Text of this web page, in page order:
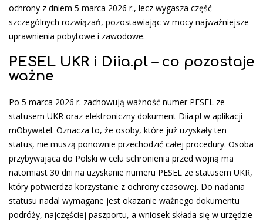
ochrony z dniem 5 marca 2026 r., lecz wygasza część
szczególnych rozwiązań, pozostawiając w mocy najważniejsze
uprawnienia pobytowe i zawodowe.
PESEL UKR i Diia.pl – co pozostaje
ważne
Po 5 marca 2026 r. zachowują ważność numer PESEL ze
statusem UKR oraz elektroniczny dokument Diia.pl w aplikacji
mObywatel. Oznacza to, że osoby, które już uzyskały ten
status, nie muszą ponownie przechodzić całej procedury. Osoba
przybywająca do Polski w celu schronienia przed wojną ma
natomiast 30 dni na uzyskanie numeru PESEL ze statusem UKR,
który potwierdza korzystanie z ochrony czasowej. Do nadania
statusu nadal wymagane jest okazanie ważnego dokumentu
podróży, najczęściej paszportu, a wniosek składa się w urzędzie